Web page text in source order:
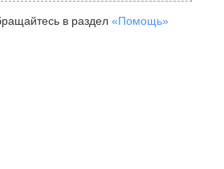
в раздел «Помощь»